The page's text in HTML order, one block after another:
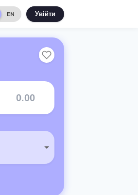
EN Увійти